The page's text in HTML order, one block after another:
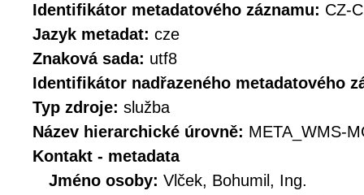
Identifikátor metadatového záznamu: CZ-
Jazyk metadat: cze
Znaková sada: utf8
Identifikátor nadřazeného metadatového
Typ zdroje: služba
Název hierarchické úrovně: META_WMS-
Kontakt - metadata
Jméno osoby: Vlček, Bohumil, Ing.